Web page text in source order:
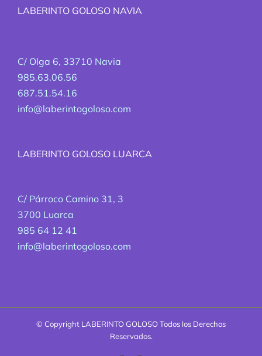
LABERINTO GOLOSO NAVIA
C/ Olga 6, 33710 Navia
985.63.06.56
687.51.54.16
info@laberintogoloso.com
LABERINTO GOLOSO LUARCA
C/ Párroco Camino 31, 3
3700 Luarca
985 64 12 41
info@laberintogoloso.com
© Copyright LABERINTO GOLOSO Todos los Derechos
Reservados.